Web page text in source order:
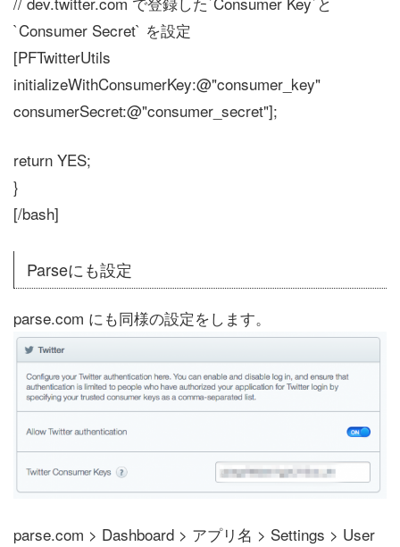
`Consumer Secret` を設定
[PFTwitterUtils
initializeWithConsumerKey:@"consumer_key"
consumerSecret:@"consumer_secret"];
return YES;
}
[/bash]
Parseにも設定
parse.com にも同様の設定をします。
parse.com > Dashboard > アプリ名 > Settings > User